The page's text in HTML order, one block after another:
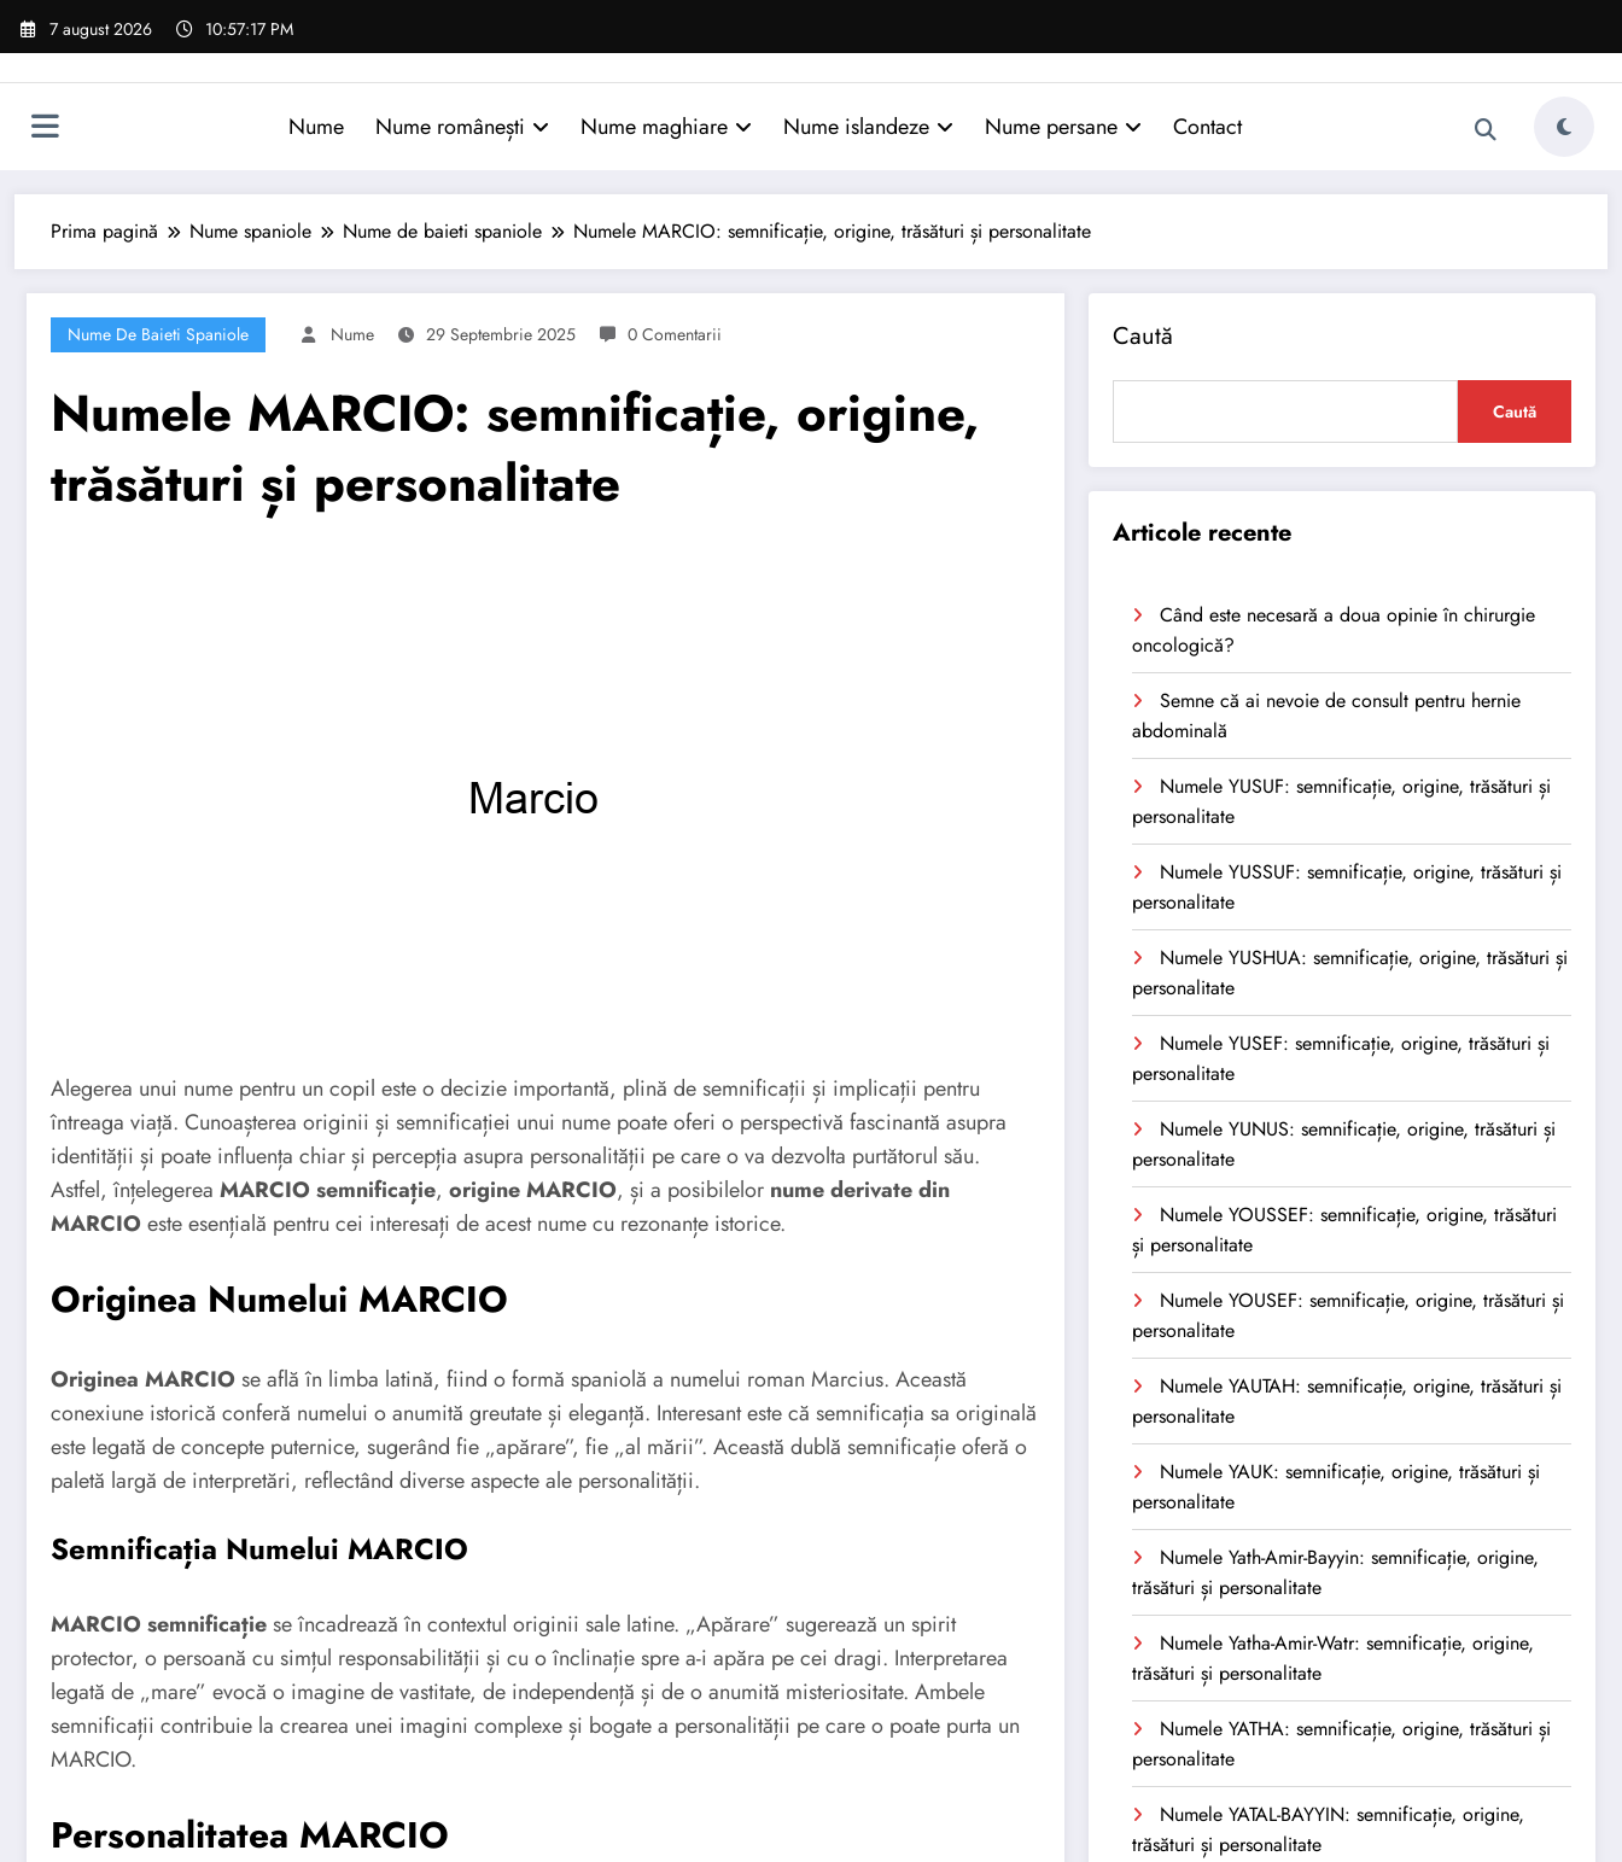
Sari
7 august 2026 10:57:18 PM
Nume Nume românești Nume maghiare Nume islandeze Nume persane Contact
Prima pagină Nume spaniole Nume de baieti spaniole Numele MARCIO: semnificație, origine, trăsături și personalitate
Nume De Baieti Spaniole Nume 29 Septembrie 2025 0 Comentarii
Numele MARCIO: semnificație, origine,
trăsături și personalitate
Alegerea unui nume pentru un copil este o decizie importantă, plină de semnificații și implicații pentru
întreaga viață. Cunoașterea originii și semnificației unui nume poate oferi o perspectivă fascinantă asupra
identității și poate influența chiar și percepția asupra personalității pe care o va dezvolta purtătorul său.
Astfel, înțelegerea MARCIO semnificație, origine MARCIO, și a posibilelor nume derivate din
MARCIOeste esențială pentru cei interesați de acest nume cu rezonanțe istorice.
Originea Numelui MARCIO
Originea MARCIOse află în limba latină, fiind o formă spaniolă a numelui roman Marcius. Această
conexiune istorică conferă numelui o anumită greutate și eleganță. Interesant este că semnificația sa originală
este legată de concepte puternice, sugerând fie „apărare”, fie „al mării”. Această dublă semnificație oferă o
paletă largă de interpretări, reflectând diverse aspecte ale personalității.
Semnificația Numelui MARCIO
MARCIO semnificațiese încadrează în contextul originii sale latine. „Apărare” sugerează un spirit
protector, o persoană cu simțul responsabilității și cu o înclinație spre a-i apăra pe cei dragi. Interpretarea
legată de „mare” evocă o imagine de vastitate, de independență și de o anumită misteriositate. Ambele
semnificații contribuie la crearea unei imagini complexe și bogate a personalității pe care o poate purta un
MARCIO.
Personalitatea MARCIO
Caută
Caută
Articole recente
Când este necesară a doua opinie în chirurgie
oncologică?
Semne că ai nevoie de consult pentru hernie
abdominală
Numele YUSUF: semnificație, origine, trăsături și
personalitate
Numele YUSSUF: semnificație, origine, trăsături și
personalitate
Numele YUSHUA: semnificație, origine, trăsături și
personalitate
Numele YUSEF: semnificație, origine, trăsături și
personalitate
Numele YUNUS: semnificație, origine, trăsături și
personalitate
Numele YOUSSEF: semnificație, origine, trăsături
și personalitate
Numele YOUSEF: semnificație, origine, trăsături și
personalitate
Numele YAUTAH: semnificație, origine, trăsături și
personalitate
Numele YAUK: semnificație, origine, trăsături și
personalitate
Numele Yath-Amir-Bayyin: semnificație, origine,
trăsături și personalitate
Numele Yatha-Amir-Watr: semnificație, origine,
trăsături și personalitate
Numele YATHA: semnificație, origine, trăsături și
personalitate
Numele YATAL-BAYYIN: semnificație, origine,
trăsături și personalitate